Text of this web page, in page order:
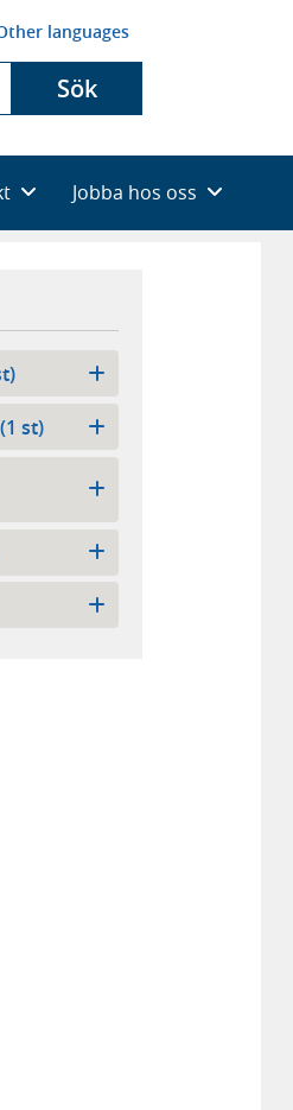
languages
Sök
Jobba hos oss
st)